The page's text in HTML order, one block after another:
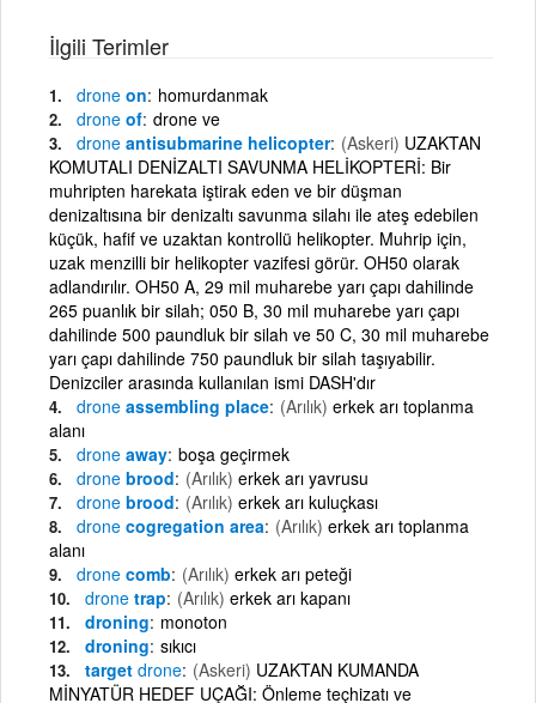
İlgili Terimler
drone on homurdanmak
drone of drone ve
drone antisubmarine helicopter (Askeri) UZAKTAN
KOMUTALI DENİZALTI SAVUNMA HELİKOPTERİ: Bir
muhripten harekata iştirak eden ve bir düşman
denizaltısına bir denizaltı savunma silahı ile ateş edebilen
küçük, hafif ve uzaktan kontrollü helikopter. Muhrip için,
uzak menzilli bir helikopter vazifesi görür. OH50 olarak
adlandırılır. OH50 A, 29 mil muharebe yarı çapı dahilinde
265 puanlık bir silah; 050 B, 30 mil muharebe yarı çapı
dahilinde 500 paundluk bir silah ve 50 C, 30 mil muharebe
yarı çapı dahilinde 750 paundluk bir silah taşıyabilir.
Denizciler arasında kullanılan ismi DASH'dır
drone assembling place (Arılık) erkek arı toplanma
alanı
drone away boşa geçirmek
drone brood (Arılık) erkek arı yavrusu
drone brood (Arılık) erkek arı kuluçkası
drone cogregation area (Arılık) erkek arı toplanma
alanı
drone comb (Arılık) erkek arı peteği
drone trap (Arılık) erkek arı kapanı
droning monoton
droning sıkıcı
target drone (Askeri) UZAKTAN KUMANDA
MİNYATÜR HEDEF UÇAĞI: Önleme teçhizatı ve